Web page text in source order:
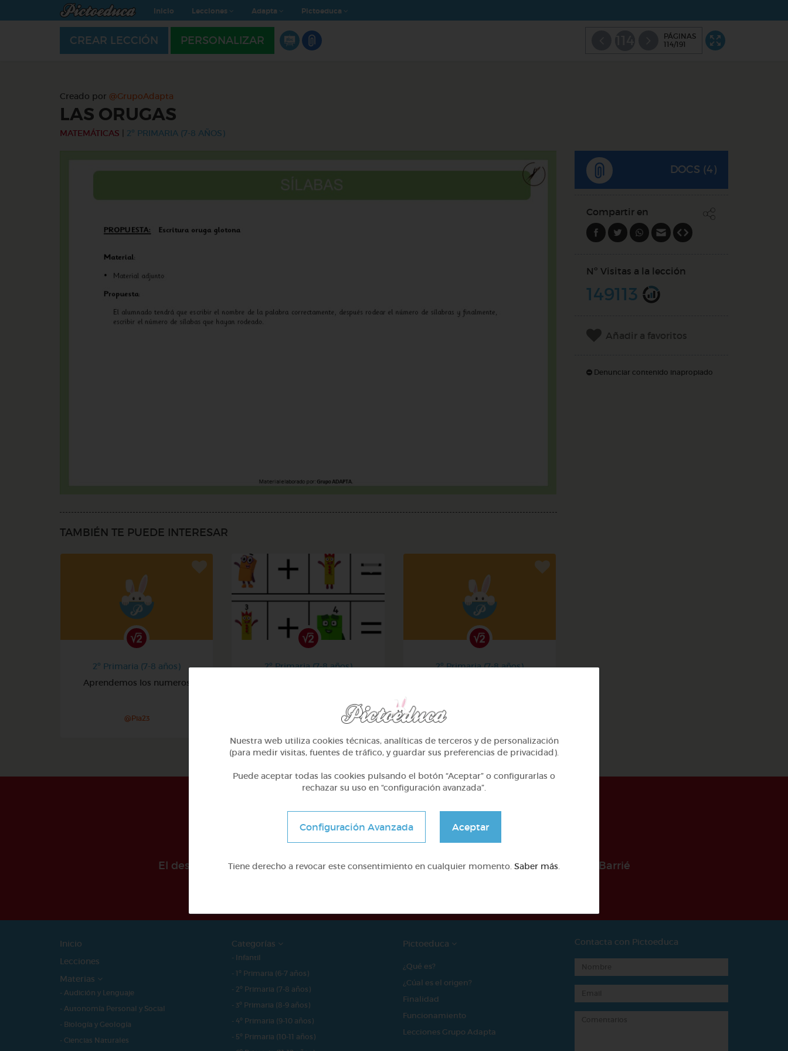
Inicio Lecciones Adapta Pictoeduca
CREAR LECCIÓN PERSONALIZAR
PÁGINAS
114/191
Creado por @GrupoAdapta
LAS ORUGAS
MATEMÁTICAS 2º PRIMARIA (7-8 AÑOS)
TAMBIÉN TE PUEDE INTERESAR
2º Primaria (7-8 años)
Aprendemos los numeros
@Pia23
2º Primaria (7-8 años)
2º Primaria (7-8 años)
DOCS (4)
Compartir en
Nº Visitas a la lección
149113
Añadir a favoritos
Denunciar contenido inapropiado
El desarollo de este proyecto ha sido posible gracias al mecenazgo de la Fundación Barrié
Inicio
Lecciones
Materias
- Audición y Lenguaje
- Autonomía Personal y Social
- Biología y Geología
- Ciencias Naturales
Categorías
- Infantil
- 1º Primaria (6-7 años)
- 2º Primaria (7-8 años)
- 3º Primaria (8-9 años)
- 4º Primaria (9-10 años)
- 5º Primaria (10-11 años)
Pictoeduca
¿Qué es?
¿Cúal es el origen?
Finalidad
Funcionamiento
Lecciones Grupo Adapta
Contacta con Pictoeduca
Nuestra web utiliza cookies técnicas, analíticas de terceros y de personalización
(para medir visitas, fuentes de tráfico, y guardar sus preferencias de privacidad).
Puede aceptar todas las cookies pulsando el botón “Aceptar” o configurarlas o
rechazar su uso en “configuración avanzada”.
Configuración Avanzada Aceptar
Tiene derecho a revocar este consentimiento en cualquier momento. Saber más.